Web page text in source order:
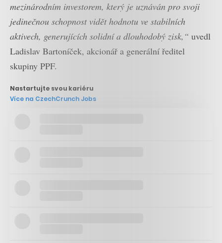
mezinárodním investorem, který je uznáván pro svoji
jedinečnou schopnost vidět hodnotu ve stabilních
aktivech, generujících solidní a dlouhodobý zisk,“ uvedl
Ladislav Bartoníček, akcionář a generální ředitel
skupiny PPF.
Nastartujte svou kariéru
Více na CzechCrunch Jobs